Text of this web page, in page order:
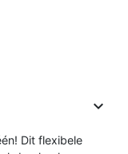

Dit flexibele